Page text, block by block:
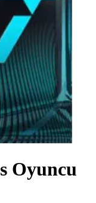
Oyuncu